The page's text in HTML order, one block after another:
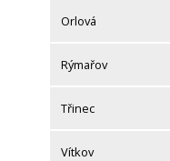
Orlová
Rýmařov
Třinec
Vítkov